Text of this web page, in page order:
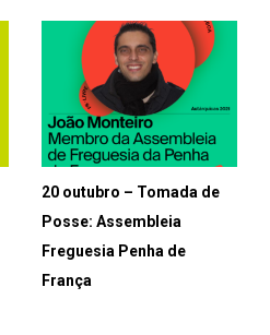
20 outubro – Tomada de
Posse: Assembleia
Freguesia Penha de
França